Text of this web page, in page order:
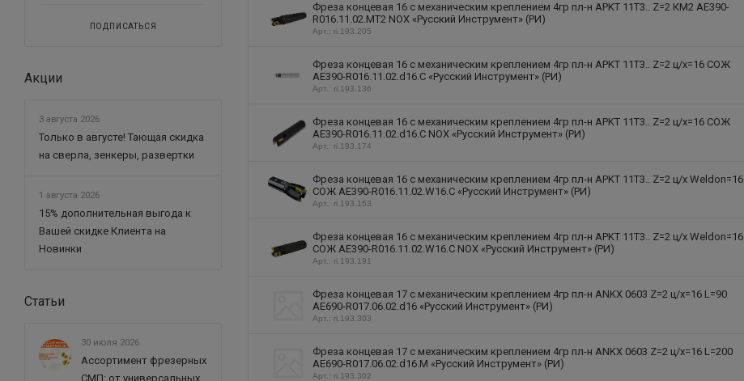
Фреза концевая 16 с механическим креплением 4гр пл-н APKT 11T3.. Z=2 КМ2 AE390-
R016.11.02.MT2 NOX «Русский Инструмент» (РИ)
Арт.: ri.193.205
Фреза концевая 16 с механическим креплением 4гр пл-н APKT 11T3.. Z=2 ц/х=16 СОЖ
AE390-R016.11.02.d16.C «Русский Инструмент» (РИ)
Арт.: ri.193.136
Фреза концевая 16 с механическим креплением 4гр пл-н APKT 11T3.. Z=2 ц/х=16 СОЖ
AE390-R016.11.02.d16.C NOX «Русский Инструмент» (РИ)
Арт.: ri.193.174
Фреза концевая 16 с механическим креплением 4гр пл-н APKT 11T3.. Z=2 ц/х Weldon=16
СОЖ AE390-R016.11.02.W16.C «Русский Инструмент» (РИ)
Арт.: ri.193.153
Фреза концевая 16 с механическим креплением 4гр пл-н APKT 11T3.. Z=2 ц/х Weldon=16
СОЖ AE390-R016.11.02.W16.C NOX «Русский Инструмент» (РИ)
Арт.: ri.193.191
Фреза концевая 17 с механическим креплением 4гр пл-н ANKX 0603 Z=2 ц/х=16 L=90
AE690-R017.06.02.d16 «Русский Инструмент» (РИ)
Арт.: ri.193.303
Фреза концевая 17 с механическим креплением 4гр пл-н ANKX 0603 Z=2 ц/х=16 L=200
AE690-R017.06.02.d16.M «Русский Инструмент» (РИ)
Арт.: ri.193.302
ПОДПИСАТЬСЯ
Акции
3 августа 2026
Только в августе! Тающая скидка
на сверла, зенкеры, развертки
1 августа 2026
15% дополнительная выгода к
Вашей скидке Клиента на
Новинки
Статьи
30 июля 2026
Ассортимент фрезерных
СМП: от универсальных